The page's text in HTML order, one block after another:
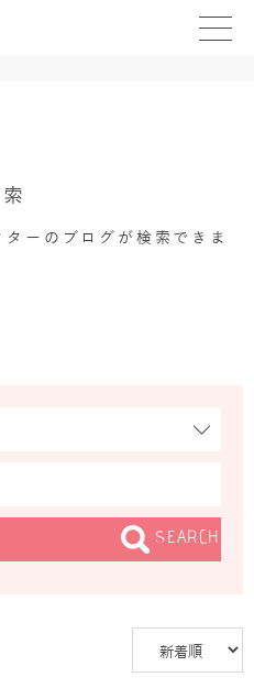
格講座 ›
ーのブログが検索できま
SEARCH